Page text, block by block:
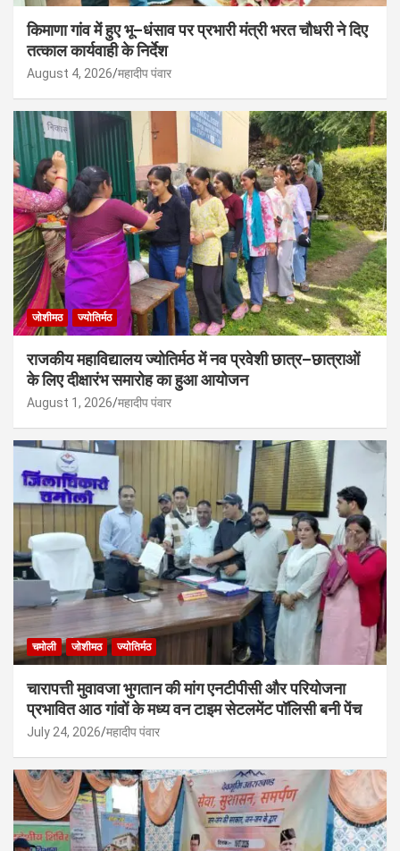
किमाणा गांव में हुए भू–धंसाव पर प्रभारी मंत्री भरत चौधरी ने दिए
तत्काल कार्यवाही के निर्देश
August 4, 2026 महादीप पंवार
जोशीमठ ज्योतिर्मठ
राजकीय महाविद्यालय ज्योतिर्मठ में नव प्रवेशी छात्र–छात्राओं
के लिए दीक्षारंभ समारोह का हुआ आयोजन
August 1, 2026 महादीप पंवार
चमोली जोशीमठ ज्योतिर्मठ
चारापत्ती मुवावजा भुगतान की मांग एनटीपीसी और परियोजना
प्रभावित आठ गांवों के मध्य वन टाइम सेटलमेंट पॉलिसी बनी पेंच
July 24, 2026 महादीप पंवार